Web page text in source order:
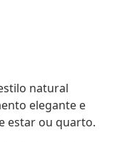
natural
elegante e
estar ou quarto.